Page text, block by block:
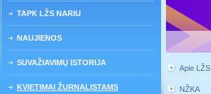
TAPK LŽS NARIU
NAUJIENOS
SUVAŽIAVIMŲ ISTORIJA
KVIETIMAI ŽURNALISTAMS
Apie LŽS
NŽKA